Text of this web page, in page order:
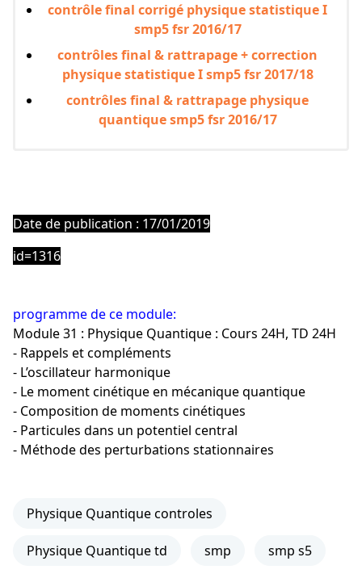
contrôle final corrigé physique statistique I
smp5 fsr 2016/17
contrôles final & rattrapage + correction
physique statistique I smp5 fsr 2017/18
contrôles final & rattrapage physique
quantique smp5 fsr 2016/17
Date de publication : 17/01/2019
id=1316
programme de ce module:
Module 31 : Physique Quantique : Cours 24H, TD 24H
- Rappels et compléments
- L’oscillateur harmonique
- Le moment cinétique en mécanique quantique
- Composition de moments cinétiques
- Particules dans un potentiel central
- Méthode des perturbations stationnaires
Physique Quantique controles
Physique Quantique td smp smp s5